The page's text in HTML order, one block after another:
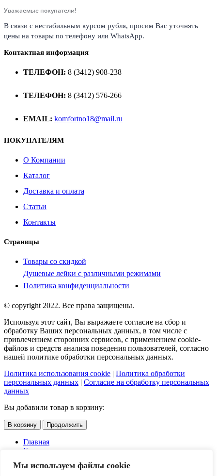
Мы используем файлы cookie
Уважаемые покупатели!
В связи с нестабильным курсом рубля, просим Вас уточнять
цены на товары по телефону или WhatsApp.
Контактная информация
ТЕЛЕФОН: 8 (3412) 908-238
ТЕЛЕФОН: 8 (3412) 576-266
EMAIL: komfortno18@mail.ru
ПОКУПАТЕЛЯМ
О Компании
Каталог
Доставка и оплата
Статьи
Контакты
Страницы
Товары со скидкой
Душевые лейки с различными режимами
Политика конфиденциальности
© copyright 2022. Все права защищены.
Используя этот сайт, Вы выражаете согласие на сбор и
обработку Ваших персональных данных, в том числе с
привлечением сторонних сервисов, с применением cookie-
файлов и средств анализа поведения пользователей, согласно
нашей политике обработки персональных данных.
Политика использования cookie
Политика обработки
персональных данных
Согласие на обработку персональных
данных
Вы добавили товар в корзину:
В корзину Продолжить
Главная
Каталог
Доставка и оплата